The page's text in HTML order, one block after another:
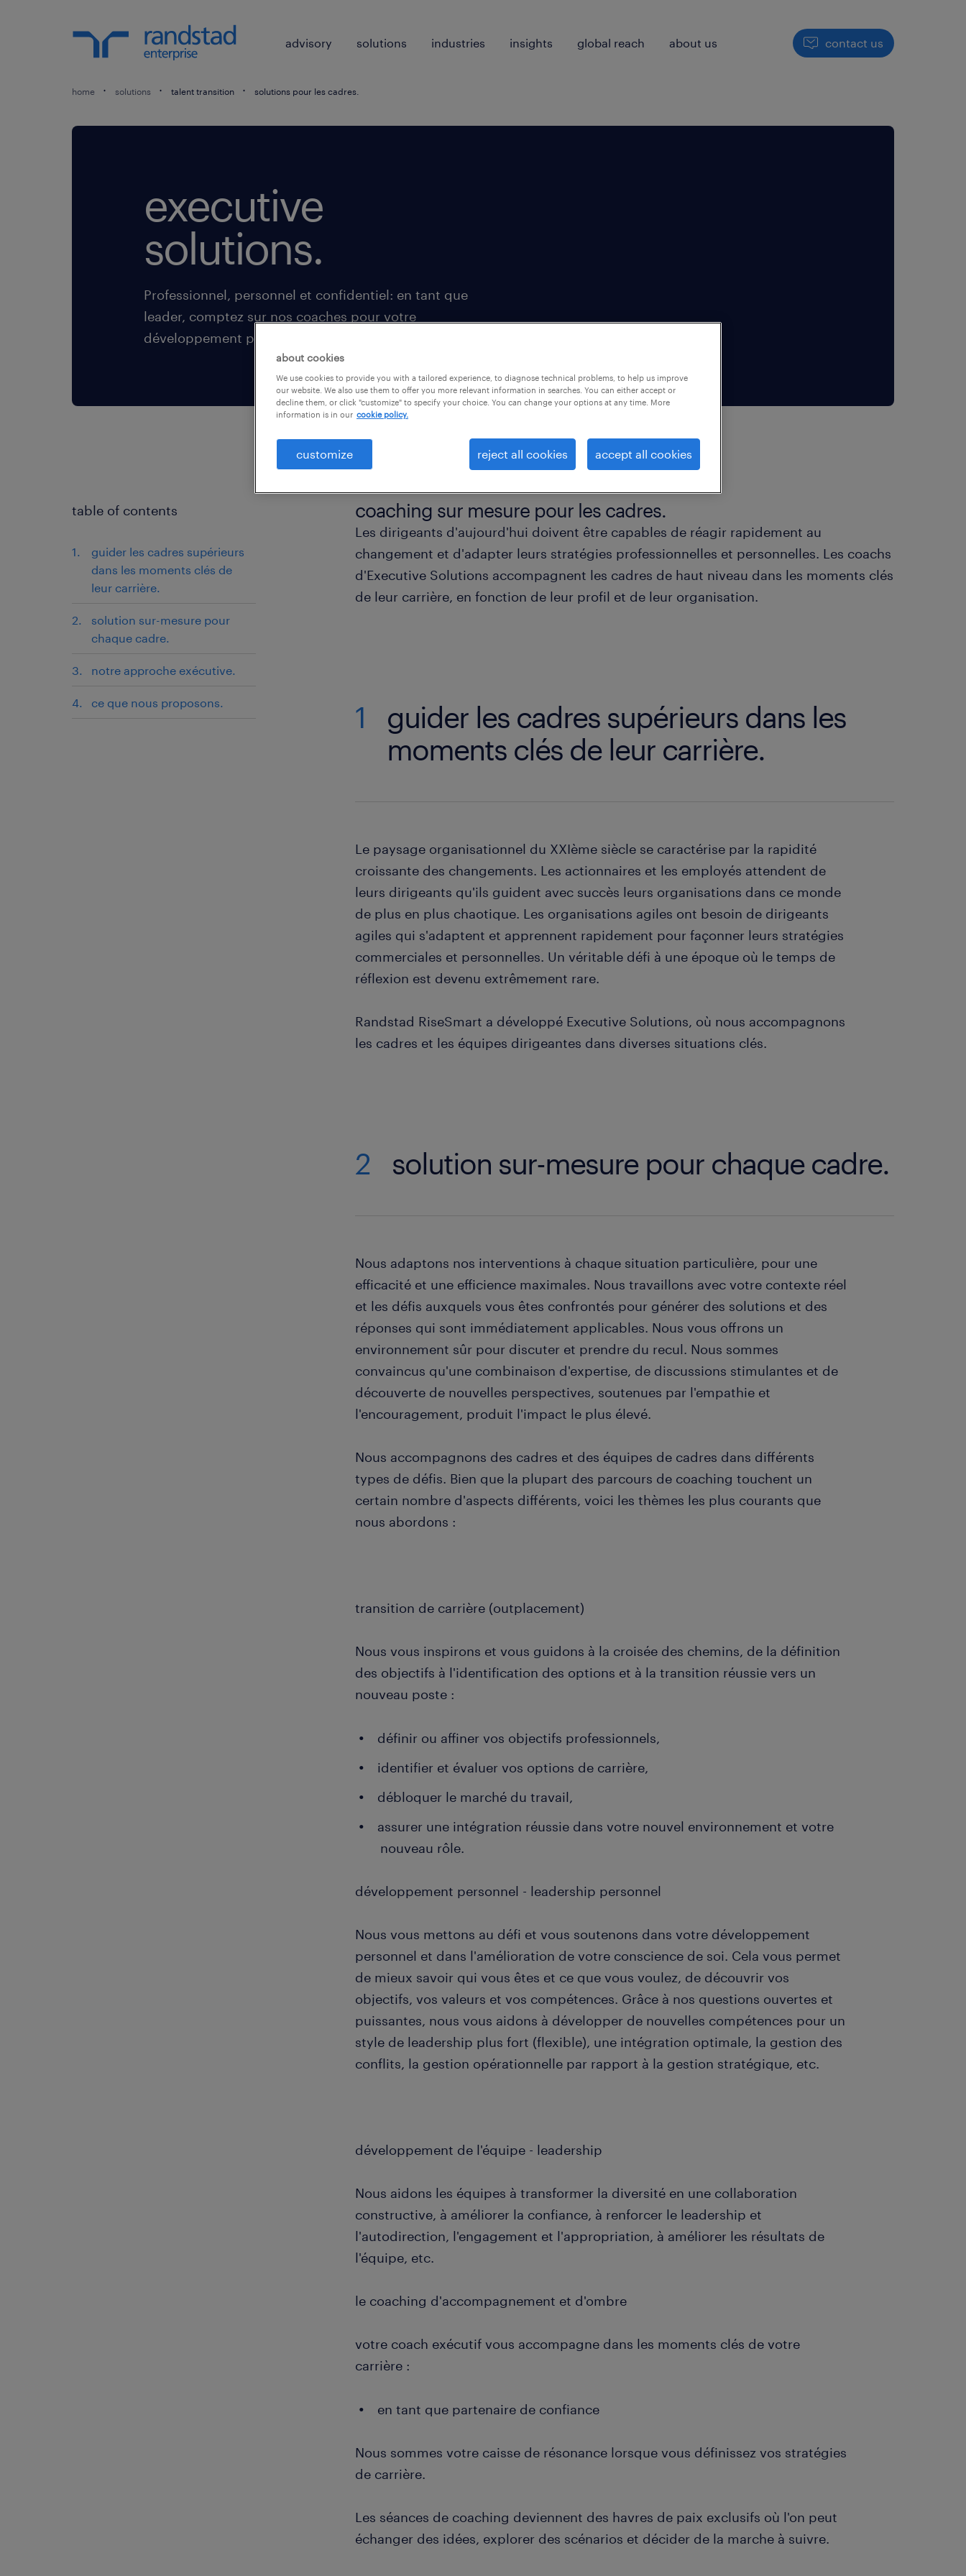
advisory solutions industries insights global reach about us contact us
home solutions talent transition solutions pour les cadres.
executive
solutions.
Professionnel, personnel et confidentiel: en tant que
leader, comptez sur nos coaches pour votre
développement professionnel et personnel.
table of contents
guider les cadres supérieurs
dans les moments clés de
leur carrière.
solution sur-mesure pour
chaque cadre.
notre approche exécutive.
ce que nous proposons.
coaching sur mesure pour les cadres.
Les dirigeants d'aujourd'hui doivent être capables de réagir rapidement au
changement et d'adapter leurs stratégies professionnelles et personnelles. Les coachs
d'Executive Solutions accompagnent les cadres de haut niveau dans les moments clés
de leur carrière, en fonction de leur profil et de leur organisation.
1
guider les cadres supérieurs dans les
moments clés de leur carrière.
Le paysage organisationnel du XXIème siècle se caractérise par la rapidité
croissante des changements. Les actionnaires et les employés attendent de
leurs dirigeants qu'ils guident avec succès leurs organisations dans ce monde
de plus en plus chaotique. Les organisations agiles ont besoin de dirigeants
agiles qui s'adaptent et apprennent rapidement pour façonner leurs stratégies
commerciales et personnelles. Un véritable défi à une époque où le temps de
réflexion est devenu extrêmement rare.
Randstad RiseSmart a développé Executive Solutions, où nous accompagnons
les cadres et les équipes dirigeantes dans diverses situations clés.
2 solution sur-mesure pour chaque cadre.
Nous adaptons nos interventions à chaque situation particulière, pour une
efficacité et une efficience maximales. Nous travaillons avec votre contexte réel
et les défis auxquels vous êtes confrontés pour générer des solutions et des
réponses qui sont immédiatement applicables. Nous vous offrons un
environnement sûr pour discuter et prendre du recul. Nous sommes
convaincus qu'une combinaison d'expertise, de discussions stimulantes et de
découverte de nouvelles perspectives, soutenues par l'empathie et
l'encouragement, produit l'impact le plus élevé.
Nous accompagnons des cadres et des équipes de cadres dans différents
types de défis. Bien que la plupart des parcours de coaching touchent un
certain nombre d'aspects différents, voici les thèmes les plus courants que
nous abordons :
transition de carrière (outplacement)
Nous vous inspirons et vous guidons à la croisée des chemins, de la définition
des objectifs à l'identification des options et à la transition réussie vers un
nouveau poste :
définir ou affiner vos objectifs professionnels,
identifier et évaluer vos options de carrière,
débloquer le marché du travail,
assurer une intégration réussie dans votre nouvel environnement et votre
nouveau rôle.
développement personnel - leadership personnel
Nous vous mettons au défi et vous soutenons dans votre développement
personnel et dans l'amélioration de votre conscience de soi. Cela vous permet
de mieux savoir qui vous êtes et ce que vous voulez, de découvrir vos
objectifs, vos valeurs et vos compétences. Grâce à nos questions ouvertes et
puissantes, nous vous aidons à développer de nouvelles compétences pour un
style de leadership plus fort (flexible), une intégration optimale, la gestion des
conflits, la gestion opérationnelle par rapport à la gestion stratégique, etc.
développement de l'équipe - leadership
Nous aidons les équipes à transformer la diversité en une collaboration
constructive, à améliorer la confiance, à renforcer le leadership et
l'autodirection, l'engagement et l'appropriation, à améliorer les résultats de
l'équipe, etc.
le coaching d'accompagnement et d'ombre
votre coach exécutif vous accompagne dans les moments clés de votre
carrière :
en tant que partenaire de confiance
Nous sommes votre caisse de résonance lorsque vous définissez vos stratégies
de carrière.
Les séances de coaching deviennent des havres de paix exclusifs où l'on peut
échanger des idées, explorer des scénarios et décider de la marche à suivre.
about cookies
We use cookies to provide you with a tailored experience, to diagnose technical problems, to help us improve
our website. We also use them to offer you more relevant information in searches. You can either accept or
decline them, or click "customize" to specify your choice. You can change your options at any time. More
information is in our cookie policy.
customize reject all cookies accept all cookies